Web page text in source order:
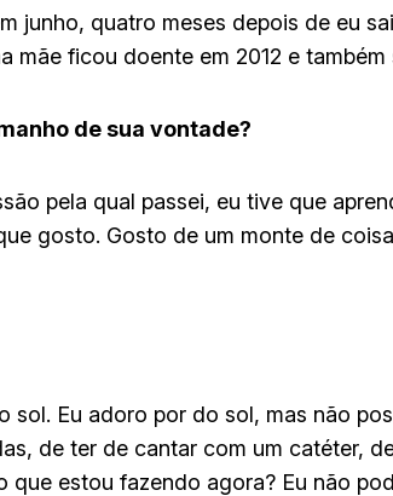
junho, quatro meses depois de eu
mãe ficou doente em 2012 e
de sua vontade?
pela qual passei, eu tive que
gosto. Gosto de um monte de
sol. Eu adoro por do sol, mas não
de ter de cantar com um catéter,
que estou fazendo agora? Eu não